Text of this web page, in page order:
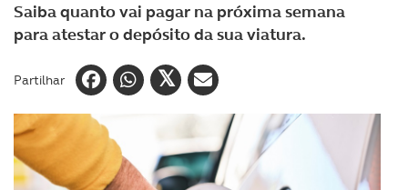
Saiba quanto vai pagar na próxima semana
para atestar o depósito da sua viatura.
Partilhar